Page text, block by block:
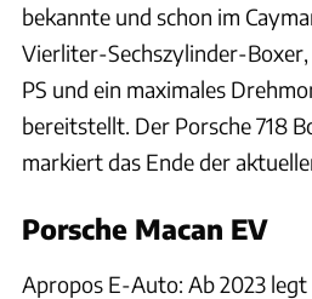
bekannte und schon im
Vierliter-Sechszylinder-
PS und ein maximales
bereitstellt. Der Porsche 718
markiert das Ende der
Porsche Macan EV
Apropos E-Auto: Ab 2023 legt